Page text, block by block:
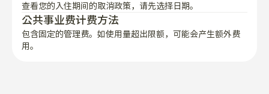
查看您的入住期间的取消政策，请先选择日期。
公共事业费计费方法
包含固定的管理费。如使用量超出限额，可能会产生额外费
用。